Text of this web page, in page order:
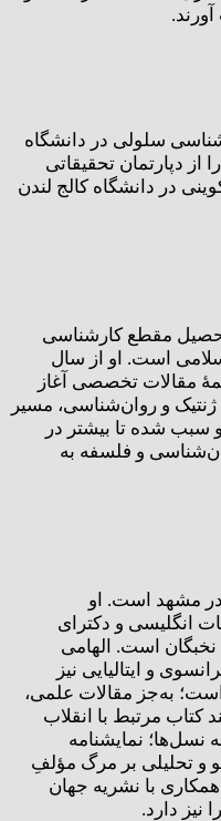
سلولی در دانشگاه
دپارتمان تحقیقاتی
در دانشگاه کالج لندن
۱۳۷۰، فارغ‌التحصیل مقطع کارشناسی
است. او از سال
مقالات تخصصی آغاز
و روان‌شناسی، مسیر
سبب شده تا بیشتر در
و فلسفه به
سهند الهامی خراسانی متولد ۱۳۶۹ در مشهد است. او
انگلیسی و دکترای
نخبگان است. الهامی
و ایتالیایی نیز
به‌جز مقالات علمی،
کتاب مرتبط با انقلاب
نسل‌ها؛ نمایشنامه
و تحلیلی بر مرگ مؤلفِ
با نشریه جهان
نیز دارد.